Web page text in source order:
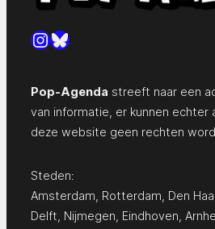
Instagram
Bluesky
Pop-Agenda streeft naar een
van informatie, er kunnen echter
deze website geen rechten
Steden:
Amsterdam Rotterdam Den
Delft Nijmegen Eindhoven